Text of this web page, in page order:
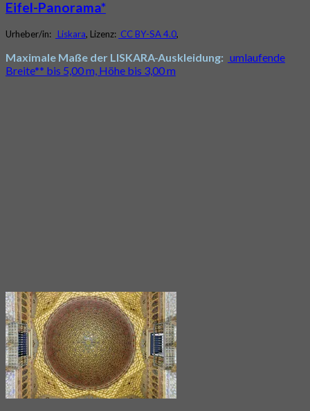
Eifel-Panorama*
Urheber/in: Liskara, Lizenz: CC BY-SA 4.0,
Maximale Maße der LISKARA-Auskleidung: umlaufende
Breite** bis 5,00 m, Höhe bis 3,00 m